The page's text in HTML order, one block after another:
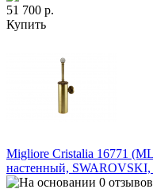
51 700 р.
Купить
Migliore Cristalia 16771
настенный, SWAROVSKI,